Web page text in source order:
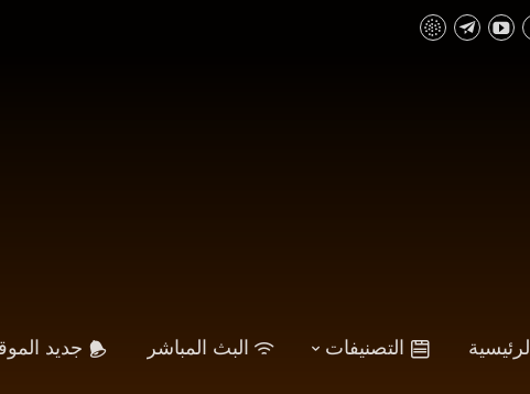
الرئيسية التصنيفات البث المباشر جديد